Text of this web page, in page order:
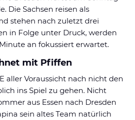
Die Sachsen reisen als
stehen nach zuletzt drei
in Folge unter Druck, werden
an fokussiert erwartet.
mit Pfiffen
aller Voraussicht nach nicht den
ins Spiel zu gehen. Nicht
aus Essen nach Dresden
sein altes Team natürlich